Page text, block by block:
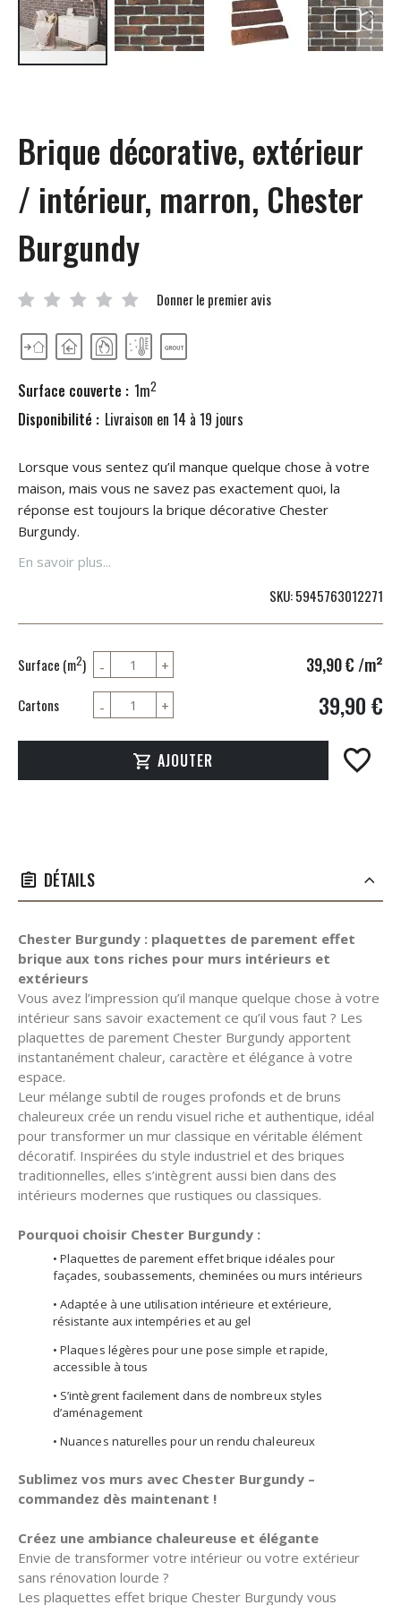
la
Galerie
Brique décorative, extérieur
/ intérieur, marron, Chester
Burgundy
Donner le premier avis
Surface couverte : 1m2
Disponibilité : Livraison en 14 à 19 jours
Lorsque vous sentez qu’il manque quelque chose à votre
maison, mais vous ne savez pas exactement quoi, la
réponse est toujours la brique décorative Chester
Burgundy.
En savoir plus...
SKU 5945763012271
Surface (m2) 39,90 € /m²
39,90 €
Cartons
AJOUTER
DÉTAILS
Chester Burgundy : plaquettes de parement effet
brique aux tons riches pour murs intérieurs et
extérieurs
Vous avez l’impression qu’il manque quelque chose à votre
intérieur sans savoir exactement ce qu’il vous faut ? Les
plaquettes de parement Chester Burgundy apportent
instantanément chaleur, caractère et élégance à votre
espace.
Leur mélange subtil de rouges profonds et de bruns
chaleureux crée un rendu visuel riche et authentique, idéal
pour transformer un mur classique en véritable élément
décoratif. Inspirées du style industriel et des briques
traditionnelles, elles s’intègrent aussi bien dans des
intérieurs modernes que rustiques ou classiques.
Pourquoi choisir Chester Burgundy :
• Plaquettes de parement effet brique idéales pour
façades, soubassements, cheminées ou murs intérieurs
• Adaptée à une utilisation intérieure et extérieure,
résistante aux intempéries et au gel
• Plaques légères pour une pose simple et rapide,
accessible à tous
• S’intègrent facilement dans de nombreux styles
d’aménagement
• Nuances naturelles pour un rendu chaleureux
Sublimez vos murs avec Chester Burgundy –
commandez dès maintenant !
Créez une ambiance chaleureuse et élégante
Envie de transformer votre intérieur ou votre extérieur
sans rénovation lourde ?
Les plaquettes effet brique Chester Burgundy vous